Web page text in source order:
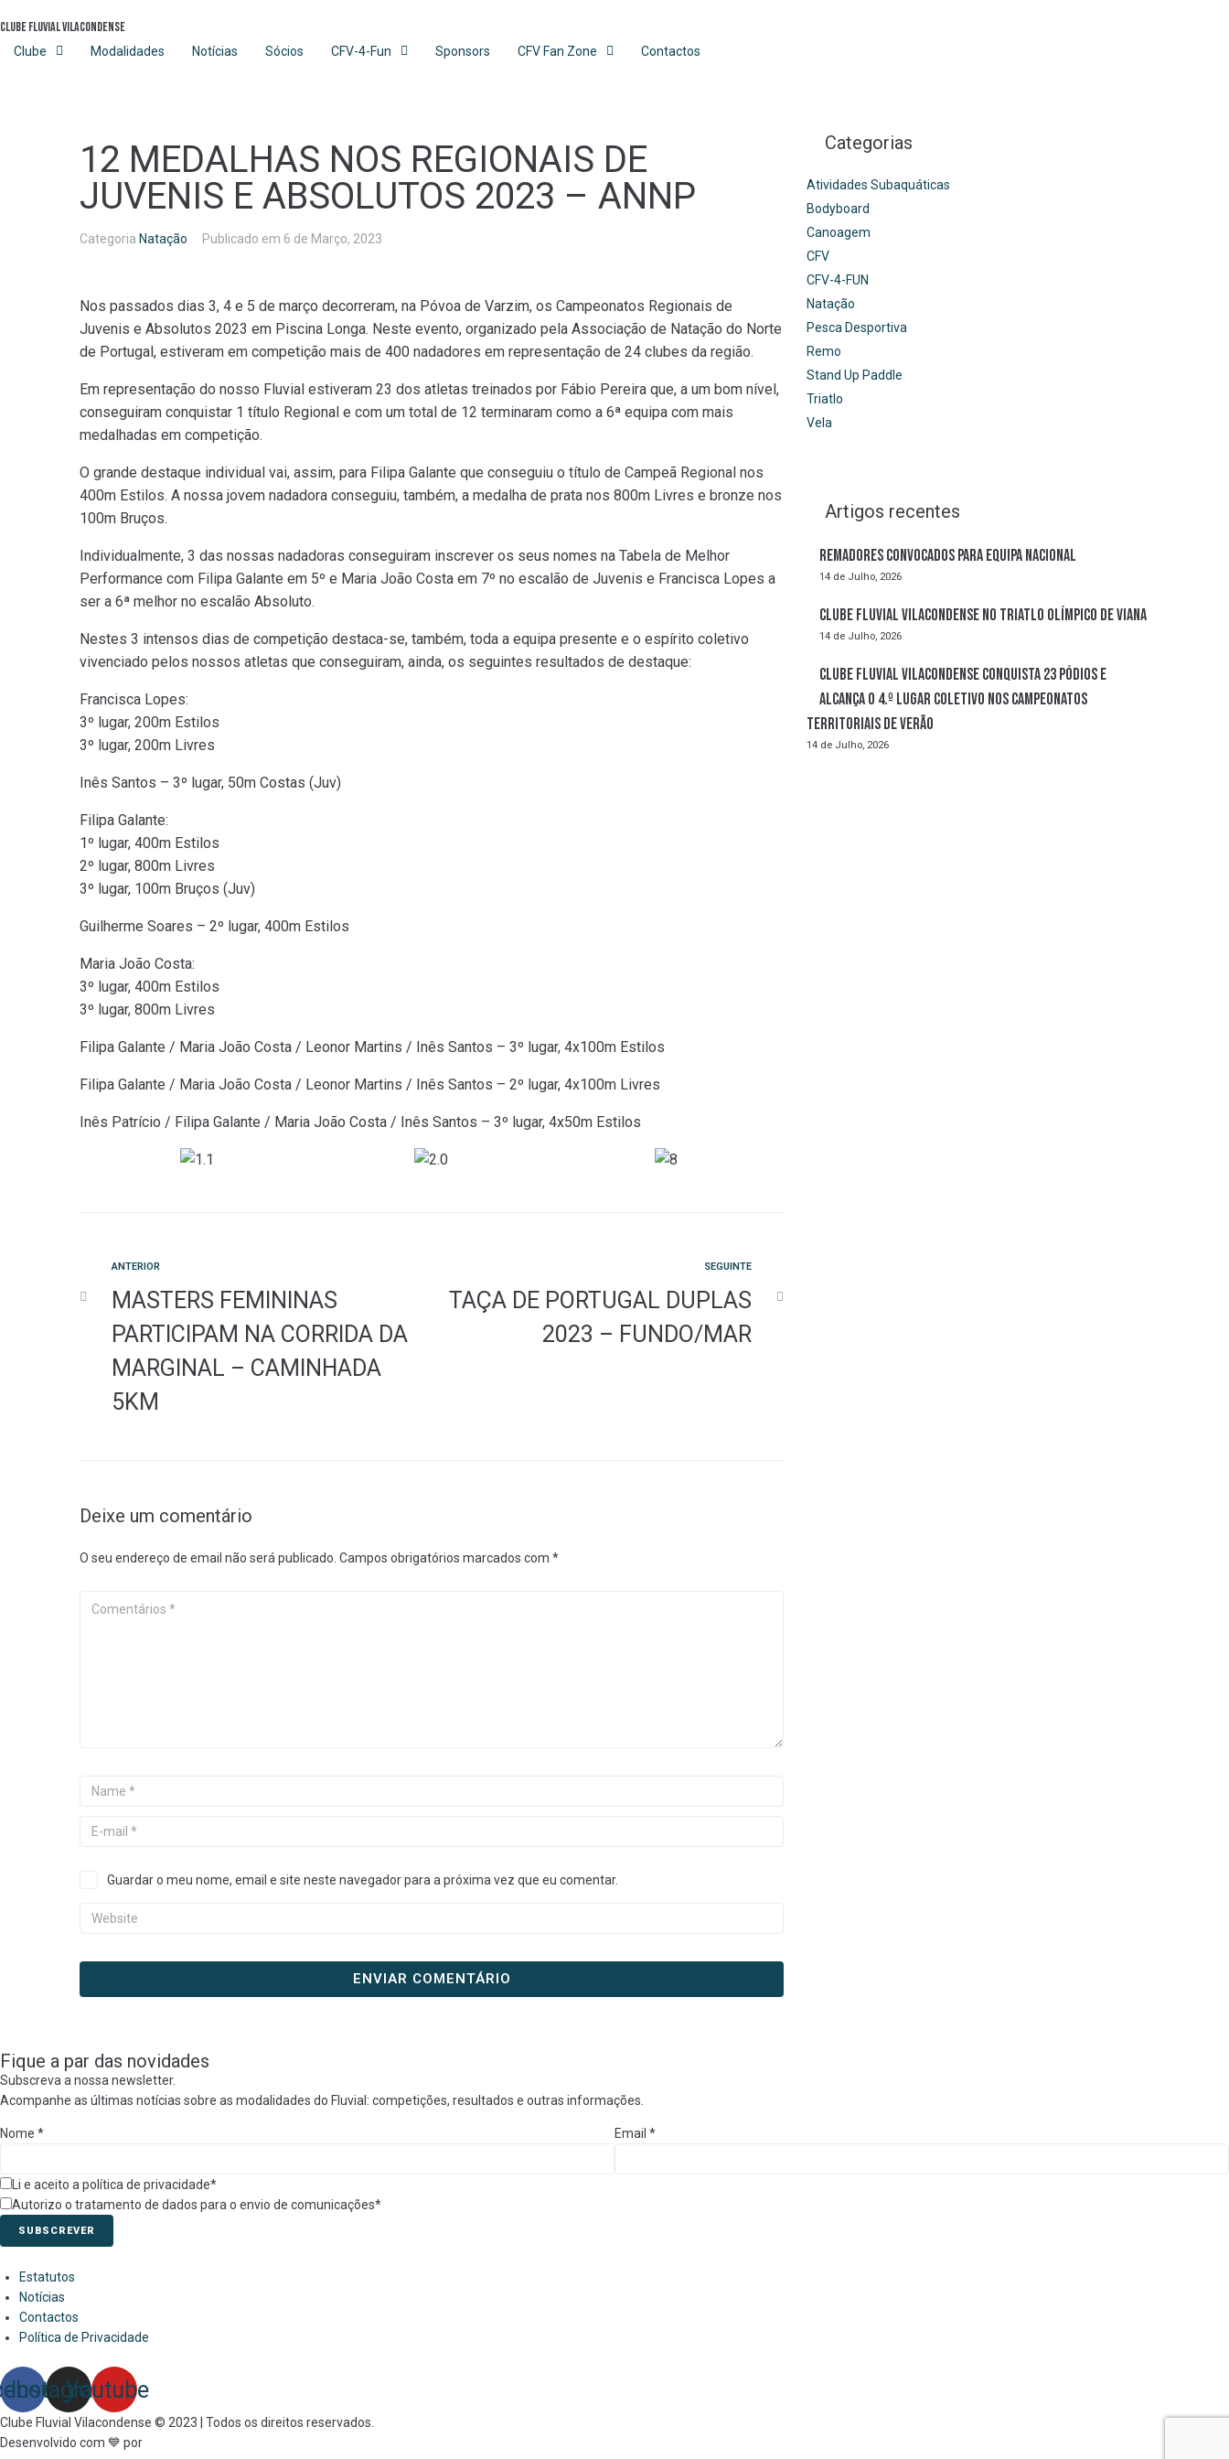
to
content
Clube Fluvial Vilacondense
Clube Modalidades Notícias Sócios CFV-4-Fun Sponsors CFV Fan Zone Contactos
12 MEDALHAS NOS REGIONAIS DE
JUVENIS E ABSOLUTOS 2023 – ANNP
Categoria Natação Publicado em 6 de Março, 2023
Nos passados dias 3, 4 e 5 de março decorreram, na Póvoa de Varzim, os Campeonatos Regionais de
Juvenis e Absolutos 2023 em Piscina Longa. Neste evento, organizado pela Associação de Natação do Norte
de Portugal, estiveram em competição mais de 400 nadadores em representação de 24 clubes da região.
Em representação do nosso Fluvial estiveram 23 dos atletas treinados por Fábio Pereira que, a um bom nível,
conseguiram conquistar 1 título Regional e com um total de 12 terminaram como a 6ª equipa com mais
medalhadas em competição.
O grande destaque individual vai, assim, para Filipa Galante que conseguiu o título de Campeã Regional nos
400m Estilos. A nossa jovem nadadora conseguiu, também, a medalha de prata nos 800m Livres e bronze nos
100m Bruços.
Individualmente, 3 das nossas nadadoras conseguiram inscrever os seus nomes na Tabela de Melhor
Performance com Filipa Galante em 5º e Maria João Costa em 7º no escalão de Juvenis e Francisca Lopes a
ser a 6ª melhor no escalão Absoluto.
Nestes 3 intensos dias de competição destaca-se, também, toda a equipa presente e o espírito coletivo
vivenciado pelos nossos atletas que conseguiram, ainda, os seguintes resultados de destaque:
Francisca Lopes:
3º lugar, 200m Estilos
3º lugar, 200m Livres
Inês Santos – 3º lugar, 50m Costas (Juv)
Filipa Galante:
1º lugar, 400m Estilos
2º lugar, 800m Livres
3º lugar, 100m Bruços (Juv)
Guilherme Soares – 2º lugar, 400m Estilos
Maria João Costa:
3º lugar, 400m Estilos
3º lugar, 800m Livres
Filipa Galante / Maria João Costa / Leonor Martins / Inês Santos – 3º lugar, 4x100m Estilos
Filipa Galante / Maria João Costa / Leonor Martins / Inês Santos – 2º lugar, 4x100m Livres
Inês Patrício / Filipa Galante / Maria João Costa / Inês Santos – 3º lugar, 4x50m Estilos
Navegação
de
artigos
Anterior
ANTERIOR
MASTERS FEMININAS
PARTICIPAM NA CORRIDA DA
MARGINAL – CAMINHADA
5KM
SEGUINTE
TAÇA DE PORTUGAL DUPLAS
2023 – FUNDO/MAR
Deixe um comentário
O seu endereço de email não será publicado. Campos obrigatórios marcados com *
Guardar o meu nome, email e site neste navegador para a próxima vez que eu comentar.
Categorias
Atividades Subaquáticas
Bodyboard
Canoagem
CFV
CFV-4-FUN
Natação
Pesca Desportiva
Remo
Stand Up Paddle
Triatlo
Vela
Artigos recentes
Remadores convocados para Equipa Nacional
14 de Julho, 2026
Clube Fluvial Vilacondense no Triatlo Olímpico de Viana
14 de Julho, 2026
Clube Fluvial Vilacondense conquista 23 pódios e
alcança o 4.º lugar coletivo nos Campeonatos
Territoriais de Verão
14 de Julho, 2026
Fique a par das novidades
Subscreva a nossa newsletter.
Acompanhe as últimas notícias sobre as modalidades do Fluvial: competições, resultados e outras informações.
Nome * Email *
Li e aceito a política de privacidade*
Autorizo o tratamento de dados para o envio de comunicações*
SUBSCREVER
Estatutos
Notícias
Contactos
Política de Privacidade
Instagram
Youtube
Clube Fluvial Vilacondense © 2023 | Todos os direitos reservados.
Desenvolvido com 💙 por